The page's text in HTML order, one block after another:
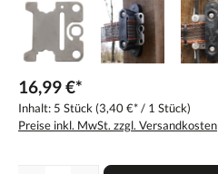
16,99 €*
Inhalt: 5 Stück (3,40 €* / 1 Stück)
Preise inkl. MwSt. zzgl. Versandkosten